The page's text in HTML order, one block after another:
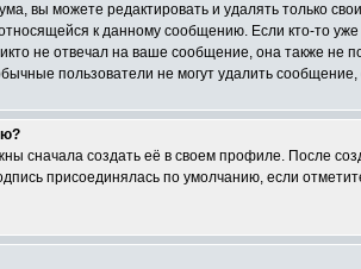
вы можете редактировать и удалять только
к данному сообщению. Если кто-то
не отвечал на ваше сообщение, она также не
пользователи не могут удалить сообщение,
сначала создать её в своем профиле. После
присоединялась по умолчанию, если